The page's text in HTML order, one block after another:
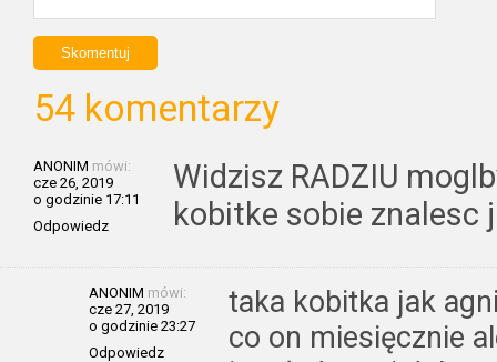
54 komentarzy
ANONIM mówi:
cze 26, 2019
o godzinie 17:11
Odpowiedz
Widzisz RADZIU
kobitke sobie znalesc
ANONIM mówi:
cze 27, 2019
o godzinie 23:27
Odpowiedz
taka kobitka jak
co on miesięcznie